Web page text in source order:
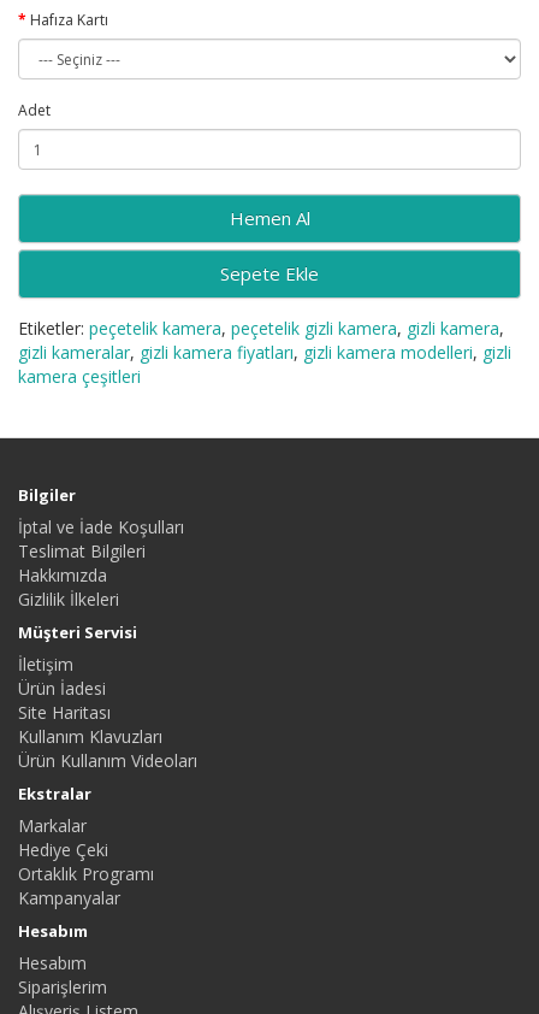
Hafıza Kartı
Adet
Sepete Ekle
Etiketler: peçetelik kamera, peçetelik gizli kamera, gizli kamera,
gizli kameralar, gizli kamera fiyatları, gizli kamera modelleri, gizli
kamera çeşitleri
Bilgiler
İptal ve İade Koşulları
Teslimat Bilgileri
Hakkımızda
Gizlilik İlkeleri
Müşteri Servisi
İletişim
Ürün İadesi
Site Haritası
Kullanım Klavuzları
Ürün Kullanım Videoları
Ekstralar
Markalar
Hediye Çeki
Ortaklık Programı
Kampanyalar
Hesabım
Hesabım
Siparişlerim